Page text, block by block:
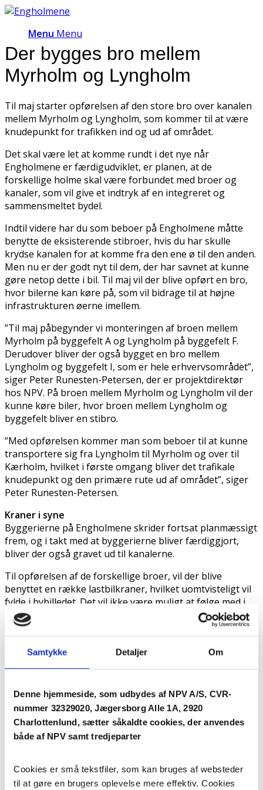
Samtykke Detaljer Om
Denne hjemmeside, som udbydes af NPV A/S, CVR-
nummer 32329020, Jægersborg Alle 1A, 2920
Charlottenlund, sætter såkaldte cookies, der anvendes
både af NPV samt tredjeparter
Cookies er små tekstfiler, som kan bruges af websteder
til at gøre en brugers oplevelse mere effektiv. Cookies
Menu Menu
Der bygges bro mellem
Myrholm og Lyngholm
Til maj starter opførelsen af den store bro over kanalen
mellem Myrholm og Lyngholm, som kommer til at være
knudepunkt for trafikken ind og ud af området.
Det skal være let at komme rundt i det nye når
Engholmene er færdigudviklet, er planen, at de
forskellige holme skal være forbundet med broer og
kanaler, som vil give et indtryk af en integreret og
sammensmeltet bydel.
Indtil videre har du som beboer på Engholmene måtte
benytte de eksisterende stibroer, hvis du har skulle
krydse kanalen for at komme fra den ene ø til den anden.
Men nu er der godt nyt til dem, der har savnet at kunne
gøre netop dette i bil. Til maj vil der blive opført en bro,
hvor bilerne kan køre på, som vil bidrage til at højne
infrastrukturen øerne imellem.
”Til maj påbegynder vi monteringen af broen mellem
Myrholm på byggefelt A og Lyngholm på byggefelt F.
Derudover bliver der også bygget en bro mellem
Lyngholm og byggefelt I, som er hele erhvervsområdet”,
siger Peter Runesten-Petersen, der er projektdirektør
hos NPV. På broen mellem Myrholm og Lyngholm vil der
kunne køre biler, hvor broen mellem Lyngholm og
byggefelt bliver en stibro.
”Med opførelsen kommer man som beboer til at kunne
transportere sig fra Lyngholm til Myrholm og over til
Kærholm, hvilket i første omgang bliver det trafikale
knudepunkt og den primære rute ud af området”, siger
Peter Runesten-Petersen.
Kraner i syne
Byggerierne på Engholmene skrider fortsat planmæssigt
frem, og i takt med at byggerierne bliver færdiggjort,
bliver der også gravet ud til kanalerne.
Til opførelsen af de forskellige broer, vil der blive
benyttet en række lastbilkraner, hvilket uomtvisteligt vil
fylde i bybilledet. Det vil ikke være muligt at følge med i
byggeriet, da udsigtspunkterne er begrænset, i og med
selve byggeriet kommer til at foregå inde midt på
byggepladsen.
kraner, som hejser elementerne til broen ind på
byggepladsen. Vi regner med, at broen mellem Myrholm
og Lyngholm vil stå færdig inden udgangen af maj”, siger
Peter Runesten-Petersen. Stibroerne vil blive opført
løbende.
Fremtidens kontorejendomme
findes på Engholmene